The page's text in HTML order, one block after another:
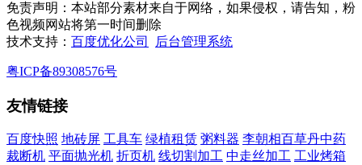
免责声明：本站部分素材来自于网络，如果侵权，请告知，粉
色视频网站将第一时间删除
技术支持： 百度优化公司 后台管理系统
粤ICP备89308576号
友情链接
百度快照 地砖屏 工具车 绿植租赁 粥料器 李朝相百草丹中药
裁断机 平面抛光机 折页机 线切割加工 中走丝加工 工业烤箱